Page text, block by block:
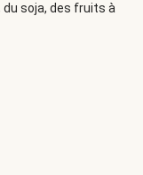
soja, des fruits à